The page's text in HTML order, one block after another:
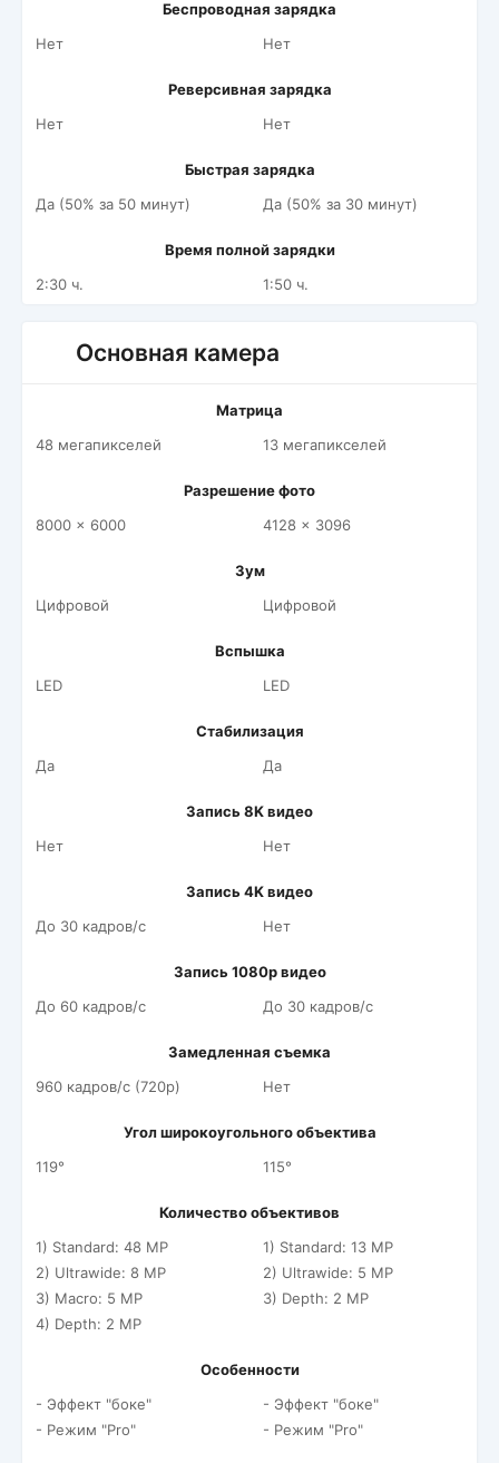
Беспроводная зарядка
Нет
Нет
Реверсивная зарядка
Нет
Нет
Быстрая зарядка
Да (50% за 50 минут)
Да (50% за 30 минут)
Время полной зарядки
2:30 ч.
1:50 ч.
Основная камера
Матрица
48 мегапикселей
13 мегапикселей
Разрешение фото
8000 x 6000
4128 x 3096
Зум
Цифровой
Цифровой
Вспышка
LED
LED
Стабилизация
Да
Да
Запись 8K видео
Нет
Нет
Запись 4K видео
До 30 кадров/c
Нет
Запись 1080p видео
До 60 кадров/c
До 30 кадров/c
Замедленная съемка
960 кадров/c (720p)
Нет
Угол широкоугольного объектива
119°
115°
Количество объективов
1) Standard: 48 MP
2) Ultrawide: 8 MP
3) Macro: 5 MP
4) Depth: 2 MP
1) Standard: 13 MP
2) Ultrawide: 5 MP
3) Depth: 2 MP
Особенности
- Эффект "боке"
- Режим "Pro"
- Эффект "боке"
- Режим "Pro"